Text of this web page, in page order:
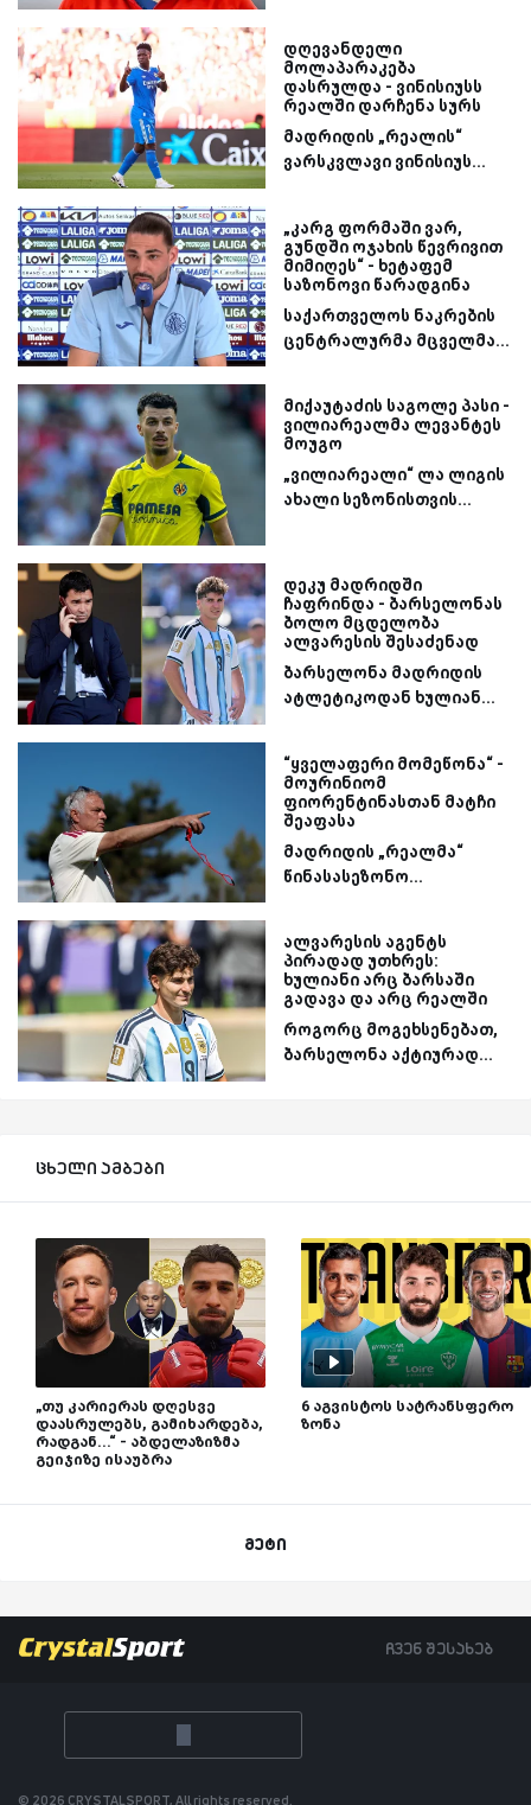
დღევანდელი
მოლაპარაკება
დასრულდა - ვინისიუსს
რეალში დარჩენა სურს
მადრიდის „რეალის“
ვარსკვლავი ვინისიუს...
„კარგ ფორმაში ვარ,
გუნდში ოჯახის წევრივით
მიმიღეს“ - ხეტაფემ
საზონოვი წარადგინა
საქართველოს ნაკრების
ცენტრალურმა მცველმა...
მიქაუტაძის საგოლე პასი -
ვილიარეალმა ლევანტეს
მოუგო
„ვილიარეალი“ ლა ლიგის
ახალი სეზონისთვის...
დეკუ მადრიდში
ჩაფრინდა - ბარსელონას
ბოლო მცდელობა
ალვარესის შესაძენად
ბარსელონა მადრიდის
ატლეტიკოდან ხულიან...
“ყველაფერი მომეწონა“ -
მოურინიომ
ფიორენტინასთან მატჩი
შეაფასა
მადრიდის „რეალმა“
წინასასეზონო...
ალვარესის აგენტს
პირადად უთხრეს:
ხულიანი არც ბარსაში
გადავა და არც რეალში
როგორც მოგეხსენებათ,
ბარსელონა აქტიურად...
ცხელი ამბები
„თუ კარიერას დღესვე
დაასრულებს, გამიხარდება,
რადგან...“ - აბდელაზიზმა
გეიჯიზე ისაუბრა
6 აგვისტოს სატრანსფერო
ზონა
მეტი
ჩვენ შესახებ
© 2026 CRYSTALSPORT, All rights reserved.